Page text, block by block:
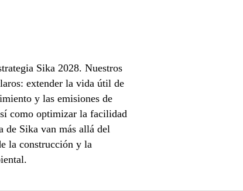
Sika 2028. Nuestros
extender la vida útil de
y las emisiones de
como optimizar la facilidad
de Sika van más allá del
la construcción y la